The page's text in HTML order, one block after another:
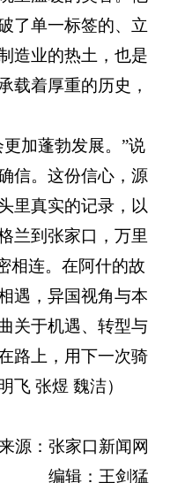
了单一标签的、立
造业的热土，也是
载着厚重的历史，
加蓬勃发展。”说
信。这份信心，源
里真实的记录，以
兰到张家口，万里
相连。在阿什的故
遇，异国视角与本
关于机遇、转型与
路上，用下一次骑
飞 张煜 魏洁）
源：张家口新闻网
编辑：王剑猛